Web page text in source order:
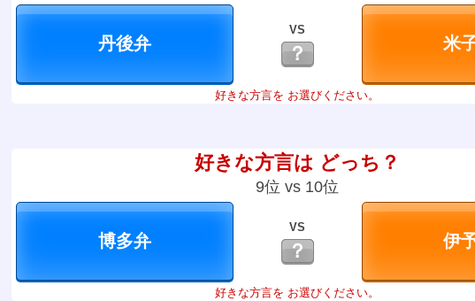
VS
？
好きな方言を お選びください。
好きな方言は どっち？
9位 vs 10位
VS
？
好きな方言を お選びください。